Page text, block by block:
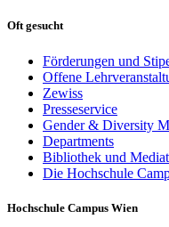
Oft gesucht
Förderungen und
Offene
Zewiss
Presseservice
Gender & Diversity
Departments
Bibliothek und
Die Hochschule
Hochschule Campus Wien